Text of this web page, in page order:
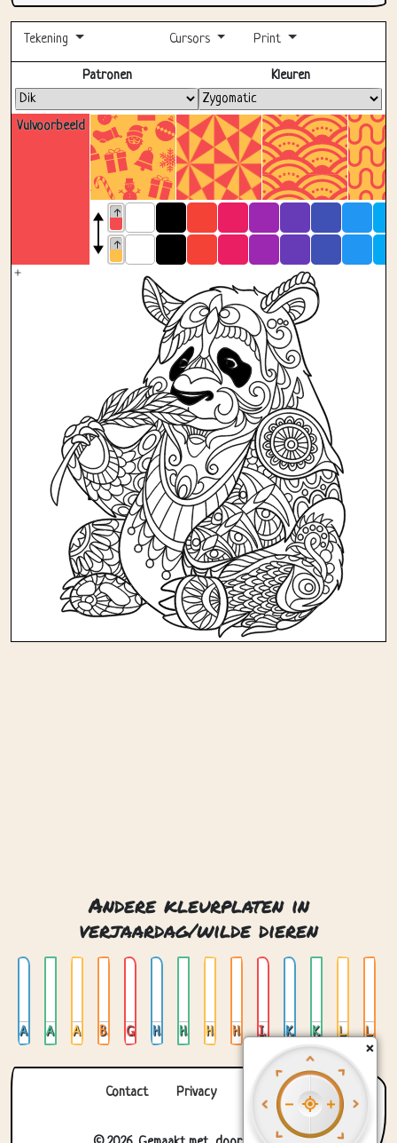
Tekening Cursors Print
Volledig scherm
Vulvoorbeeld
Patronen Kleuren
Andere kleurplaten in
verjaardag/wilde dieren
Aap Aap in een boom Apen Beer Hert Hoofd van een beer Hoofd van een leeuw Hoofd van een tijger Ijsbeer Kameel Koala Leeuw Leeuw 02
Contact Privacy Over ons
×